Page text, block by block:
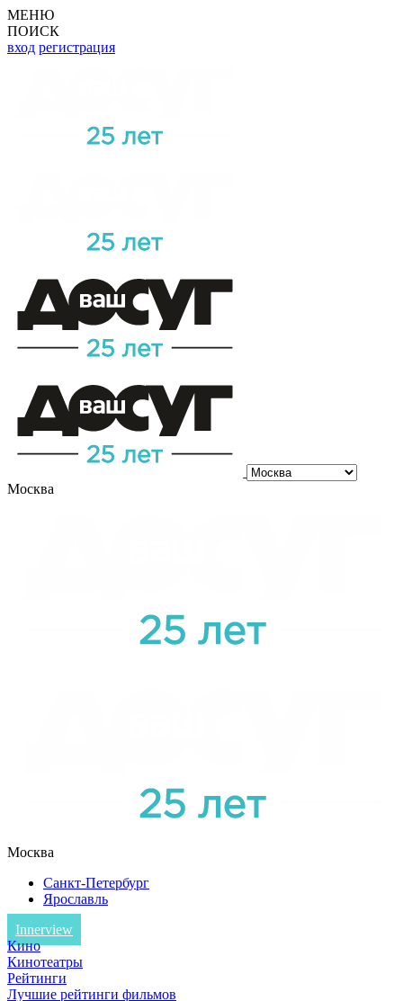
МЕНЮ
ПОИСК
вход регистрация
Москва
Москва
Санкт-Петербург
Ярославль
Innerview
Кино
Кинотеатры
Рейтинги
Лучшие рейтинги фильмов